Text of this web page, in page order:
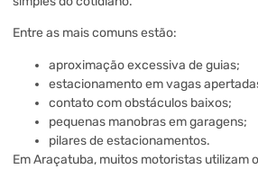
Entre as mais comuns estão:
aproximação excessiva de guias;
estacionamento em vagas
contato com obstáculos baixos;
pequenas manobras em garagens;
pilares de estacionamentos.
Em Araçatuba, muitos motoristas utilizam